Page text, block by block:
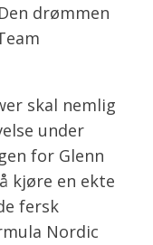
drømmen
skal nemlig
under
for Glenn
kjøre en ekte
fersk
Nordic